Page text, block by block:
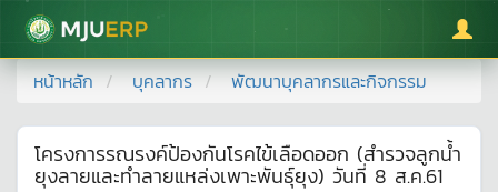
มหาวิทยาลัยแม่โจ้
หน้าหลัก บุคลากร พัฒนาบุคลากรและกิจกรรม
โครงการรณรงค์ป้องกันโรคไข้เลือดออก (สำรวจลูกน้ำ
ยุงลายและทำลายแหล่งเพาะพันธุ์ยุง) วันที่ 8 ส.ค.61